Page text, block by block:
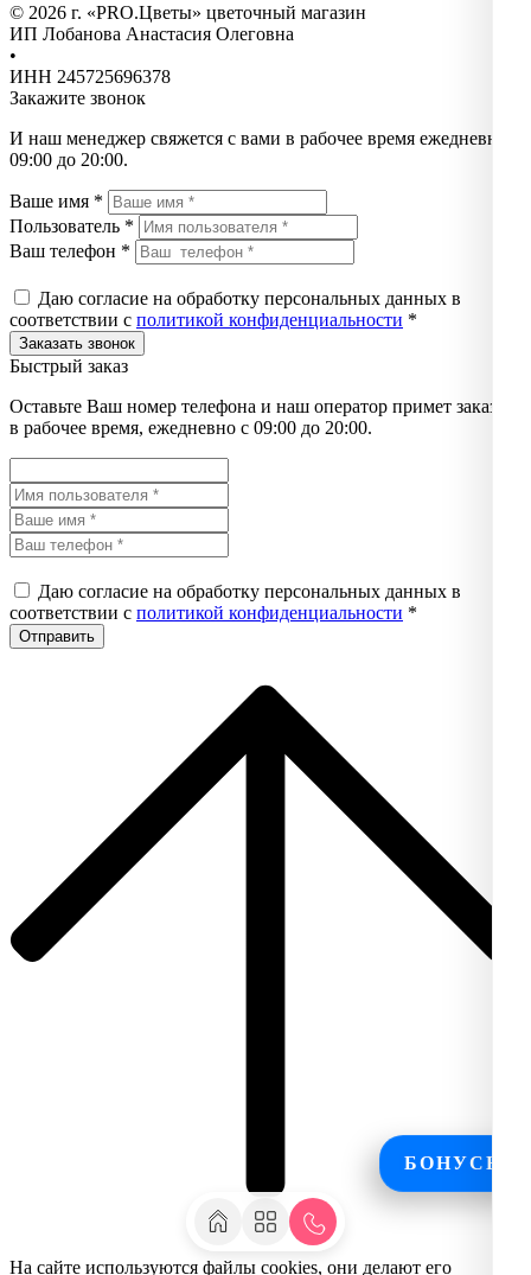
БОНУСЫ
© 2026 г. «PRO.Цветы» цветочный магазин
ИП Лобанова Анастасия Олеговна
•
ИНН 245725696378
Закажите звонок
И наш менеджер свяжется с вами в рабочее время ежедневно с
09:00 до 20:00.
Ваше имя *
Пользователь *
Ваш телефон *
Даю согласие на обработку персональных данных в
соответствии с политикой конфиденциальности *
Быстрый заказ
Оставьте Ваш номер телефона и наш оператор примет заказ
в рабочее время, ежедневно с 09:00 до 20:00.
Даю согласие на обработку персональных данных в
соответствии с политикой конфиденциальности *
На сайте используются файлы cookies, они делают его